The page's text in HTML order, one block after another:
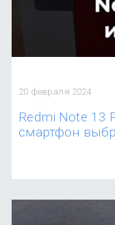
20 февраля 2024
Redmi Note 13
смартфон